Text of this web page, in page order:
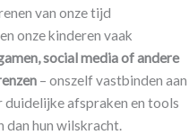
van onze tijd
onze kinderen vaak
social media of andere
– onszelf vastbinden aan
duidelijke afspraken en tools
dan hun wilskracht.